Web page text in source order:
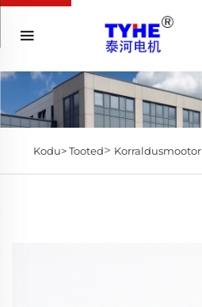
Kodu>Tooted> Korraldusmootor